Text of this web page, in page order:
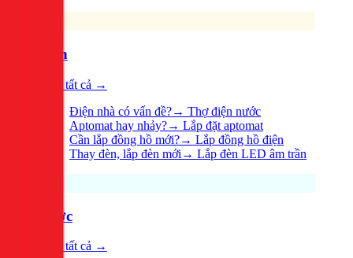
Điện
Xem tất cả →
Điện nhà có vấn đề?→ Thợ điện nước
Aptomat hay nhảy?→ Lắp đặt aptomat
Cần lắp đồng hồ mới?→ Lắp đồng hồ điện
Thay đèn, lắp đèn mới → Lắp đèn LED âm trần
Nước
Xem tất cả →